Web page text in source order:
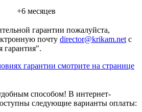
+6 месяцев
гарантии пожалуйста,
почту director@krikam.net с
гарантия".
гарантии смотрите на странице
способом! В интернет-
следующие варианты оплаты: